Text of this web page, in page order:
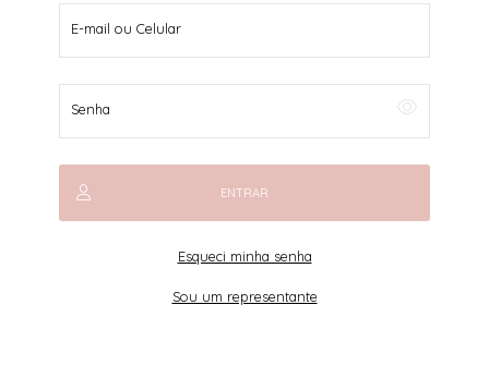
E-mail ou Celular
Senha
ENTRAR
Esqueci minha senha
Sou um representante